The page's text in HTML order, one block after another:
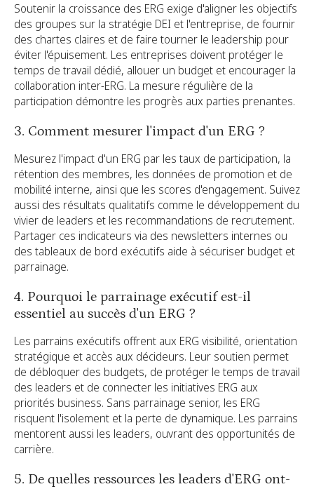
Soutenir la croissance des ERG exige d'aligner les objectifs
des groupes sur la stratégie DEI et l'entreprise, de fournir
des chartes claires et de faire tourner le leadership pour
éviter l'épuisement. Les entreprises doivent protéger le
temps de travail dédié, allouer un budget et encourager la
collaboration inter-ERG. La mesure régulière de la
participation démontre les progrès aux parties prenantes.
3. Comment mesurer l'impact d'un ERG ?
Mesurez l'impact d'un ERG par les taux de participation, la
rétention des membres, les données de promotion et de
mobilité interne, ainsi que les scores d'engagement. Suivez
aussi des résultats qualitatifs comme le développement du
vivier de leaders et les recommandations de recrutement.
Partager ces indicateurs via des newsletters internes ou
des tableaux de bord exécutifs aide à sécuriser budget et
parrainage.
4. Pourquoi le parrainage exécutif est-il
essentiel au succès d'un ERG ?
Les parrains exécutifs offrent aux ERG visibilité, orientation
stratégique et accès aux décideurs. Leur soutien permet
de débloquer des budgets, de protéger le temps de travail
des leaders et de connecter les initiatives ERG aux
priorités business. Sans parrainage senior, les ERG
risquent l'isolement et la perte de dynamique. Les parrains
mentorent aussi les leaders, ouvrant des opportunités de
carrière.
5. De quelles ressources les leaders d'ERG ont-